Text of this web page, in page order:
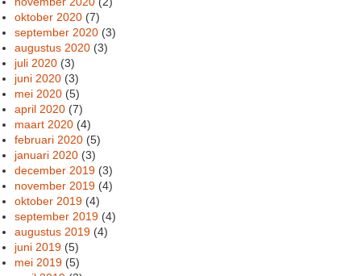
oktober 2020 (7)
september 2020 (3)
augustus 2020 (3)
juli 2020 (3)
juni 2020 (3)
mei 2020 (5)
april 2020 (7)
maart 2020 (4)
februari 2020 (5)
januari 2020 (3)
december 2019 (3)
november 2019 (4)
oktober 2019 (4)
september 2019 (4)
augustus 2019 (4)
juni 2019 (5)
mei 2019 (5)